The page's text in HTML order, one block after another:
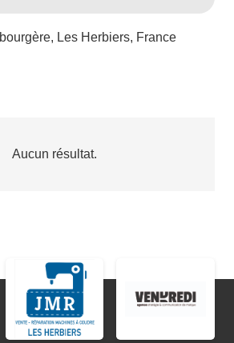
Les Herbiers, France
Aucun résultat.